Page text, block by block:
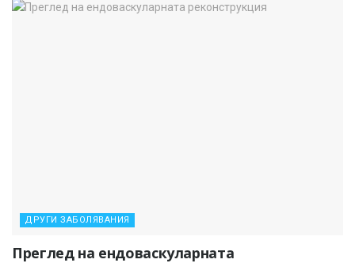
ДРУГИ ЗАБОЛЯВАНИЯ
Преглед на ендоваскуларната